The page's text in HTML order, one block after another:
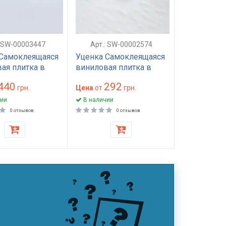
00003447
плитка в
SW-
грн.
0 отзывов
Арт.: SW-00002574
Уценка Самоклеящаяся
виниловая плитка в
Белое дерево Мат (D)
SW-00002574
Цена от 292 грн.
В наличии
0 отзывов